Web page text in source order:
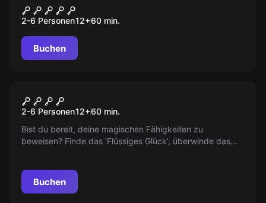
Das Labor
2-6 Personen12+60 min.
Buchen
Ministry of Magic
2-6 Personen12+60 min.
Bist du bereit, deine magischen Fähigkeiten zu
beweisen? Finde das 'Flüssiges Glück’, überwinde das
Buchen